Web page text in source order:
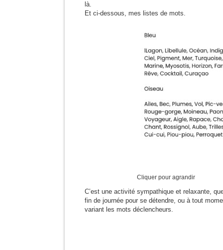
là.
Et ci-dessous, mes listes de mots.
Cliquer pour agrandir
C’est une activité sympathique et relaxante,
fin de journée pour se détendre, ou à tout
variant les mots déclencheurs.